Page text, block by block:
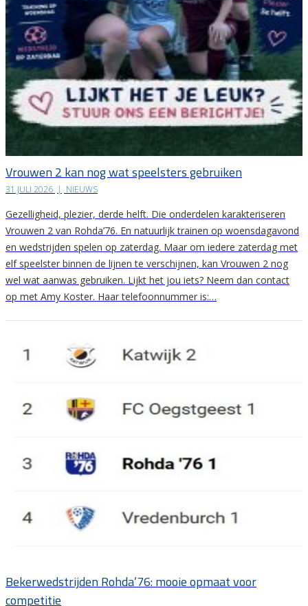
Vrouwen 2 kan nog wat speelsters gebruiken
31 JULI 2026 | NIEUWS
Gezelligheid, plezier, derde helft. Die onderdelen karakteriseren
Vrouwen 2 van Rohda’76. En natuurlijk trainen op woensdagavond
en wedstrijden spelen op zaterdag. Maar om iedere zaterdag met
elf speelster binnen de lijnen te verschijnen, kan Vrouwen 2 nog
wel wat aanwas gebruiken. Lijkt het jou iets? Neem dan contact
op met Amy Koster. Haar telefoonnummer is:…
Bekerwedstrijden Rohda’76: mooie opmaat voor
competitie